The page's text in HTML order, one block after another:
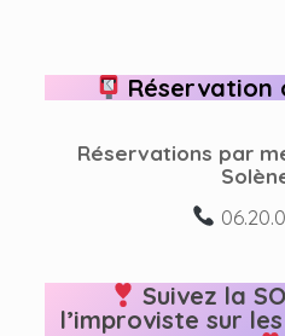
Réservation
Réservations par
Suivez la
l’improviste sur